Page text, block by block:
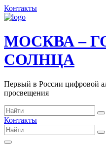
Контакты
МОСКВА –
СОЛНЦА
Первый в России цифровой
просвещения
Контакты